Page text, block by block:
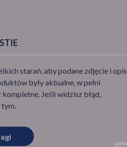
starań, aby podane zdjęcie i opis
były aktualne, w pełni
Jeśli widzisz błąd,